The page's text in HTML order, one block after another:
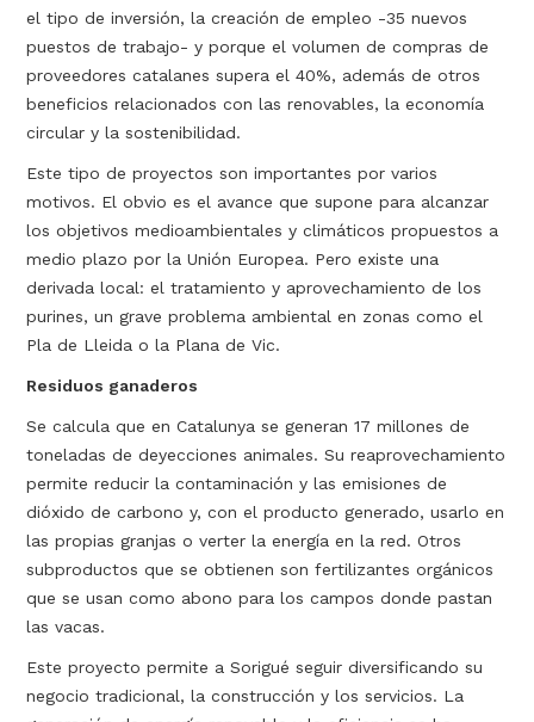
el tipo de inversión, la creación de empleo -35 nuevos
puestos de trabajo- y porque el volumen de compras de
proveedores catalanes supera el 40%, además de otros
beneficios relacionados con las renovables, la economía
circular y la sostenibilidad.
Este tipo de proyectos son importantes por varios
motivos. El obvio es el avance que supone para alcanzar
los objetivos medioambientales y climáticos propuestos a
medio plazo por la Unión Europea. Pero existe una
derivada local: el tratamiento y aprovechamiento de los
purines, un grave problema ambiental en zonas como el
Pla de Lleida o la Plana de Vic.
Residuos ganaderos
Se calcula que en Catalunya se generan 17 millones de
toneladas de deyecciones animales. Su reaprovechamiento
permite reducir la contaminación y las emisiones de
dióxido de carbono y, con el producto generado, usarlo en
las propias granjas o verter la energía en la red. Otros
subproductos que se obtienen son fertilizantes orgánicos
que se usan como abono para los campos donde pastan
las vacas.
Este proyecto permite a Sorigué seguir diversificando su
negocio tradicional, la construcción y los servicios. La